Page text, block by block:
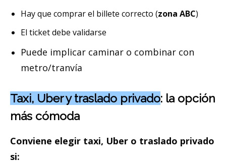
Hay que comprar el billete correcto (zona ABC)
El ticket debe validarse
Puede implicar caminar o combinar con
metro/tranvía
Taxi, Uber y traslado privado: la opción
más cómoda
Conviene elegir taxi, Uber o traslado privado
si: